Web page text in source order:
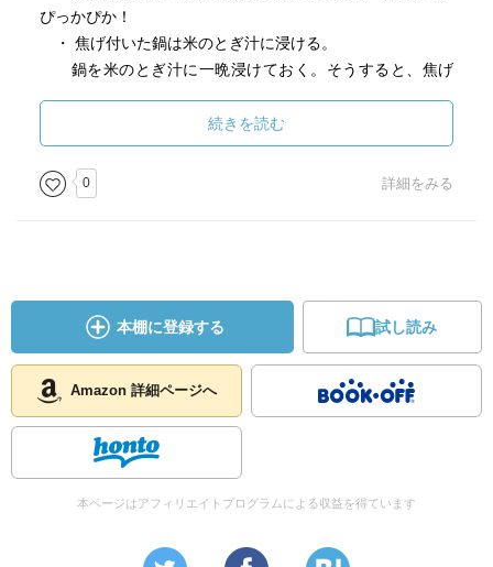
ぴっかぴか！
・ 焦げ付いた鍋は米のとぎ汁に浸ける。
鍋を米のとぎ汁に一晩浸けておく。そうすると、焦げ
・ 夏みかんやハッサクの皮で食器洗いを。
皮の裏にある分厚い白い部分でこすれば油汚れまで落
ちる。
・ プラスチック容器の臭いは製氷して消す。
内側から外側に円をえがくようにこすってから、乾拭
お湯１Lに酢をコップ１／３ほど入れ、そこにシャワー
の頭を浸して
一晩おく。これで目詰まりが解消。
・ 冷水で簡単にお風呂のカビを予防。
カビの繁殖をおさえつつ、石けんがあかになるのを防
続きを読む
0 詳細をみる
本棚に登録する 試し読み
Amazon 詳細ページへ
本ページはアフィリエイトプログラムによる収益を得ています